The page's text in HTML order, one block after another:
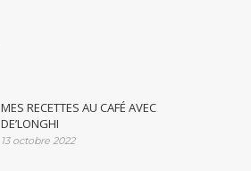
MES RECETTES AU CAFÉ AVEC
DE’LONGHI
13 octobre 2022